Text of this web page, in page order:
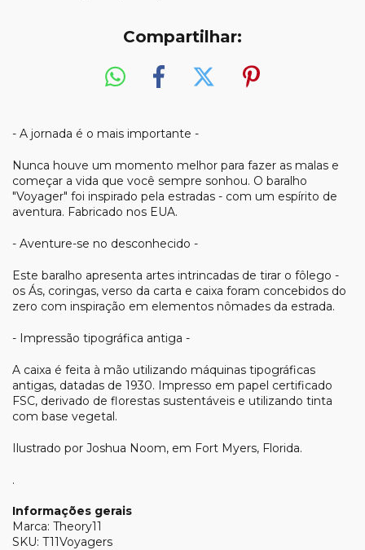
Compartilhar:
- A jornada é o mais importante -
Nunca houve um momento melhor para fazer as malas e
começar a vida que você sempre sonhou. O baralho
"Voyager" foi inspirado pela estradas - com um espírito de
aventura. Fabricado nos EUA.
- Aventure-se no desconhecido -
Este baralho apresenta artes intrincadas de tirar o fôlego -
os Ás, coringas, verso da carta e caixa foram concebidos do
zero com inspiração em elementos nômades da estrada.
- Impressão tipográfica antiga -
A caixa é feita à mão utilizando máquinas tipográficas
antigas, datadas de 1930. Impresso em papel certificado
FSC, derivado de florestas sustentáveis e utilizando tinta
com base vegetal.
Ilustrado por Joshua Noom, em Fort Myers, Florida.
.
Informações gerais
Marca: Theory11
SKU: T11Voyagers